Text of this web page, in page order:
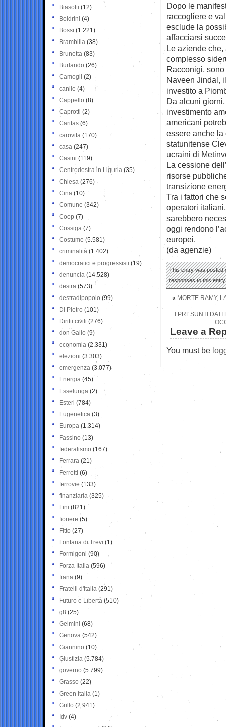
Dopo le
raccogliere e
esclude la
affacciarsi
Le aziende che,
complesso
Racconigi,
Naveen Jindal,
investito a
Da alcuni
investimento
americani
essere anche
statunitense
ucraini di
La cessione
risorse
transizione
Tra i fattori che
operatori
sarebbero
oggi rendono
europei.
(da agenzie)
This entry was posted
responses to this
« MORTE RAMY,
I PRESUNTI
Leave a
You must be
Biasotti (12)
Boldrini (4)
Bossi (1.221)
Brambilla (38)
Brunetta (83)
Burlando (26)
Camogli (2)
canile (4)
Cappello (8)
Caprotti (2)
Caritas (6)
carovita (170)
casa (247)
Casini (119)
Centrodestra in Liguria (35)
Chiesa (276)
Cina (10)
Comune (342)
Coop (7)
Cossiga (7)
Costume (5.581)
criminalità (1.402)
democratici e progressisti (19)
denuncia (14.528)
destra (573)
destradipopolo (99)
Di Pietro (101)
Diritti civili (276)
don Gallo (9)
economia (2.331)
elezioni (3.303)
emergenza (3.077)
Energia (45)
Esselunga (2)
Esteri (784)
Eugenetica (3)
Europa (1.314)
Fassino (13)
federalismo (167)
Ferrara (21)
Ferretti (6)
ferrovie (133)
finanziaria (325)
Fini (821)
fioriere (5)
Fitto (27)
Fontana di Trevi (1)
Formigoni (90)
Forza Italia (596)
frana (9)
Fratelli d'Italia (291)
Futuro e Libertà (510)
g8 (25)
Gelmini (68)
Genova (542)
Giannino (10)
Giustizia (5.784)
governo (5.799)
Grasso (22)
Green Italia (1)
Grillo (2.941)
Idv (4)